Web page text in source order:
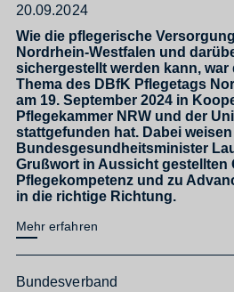
20.09.2024
Wie die pflegerische
Nordrhein-Westfalen und
sichergestellt werden kann, war
Thema des DBfK Pflegetags
am 19. September 2024 in
Pflegekammer NRW und der
stattgefunden hat. Dabei
Bundesgesundheitsminister
Grußwort in Aussicht gestellten
Pflegekompetenz und zu
in die richtige Richtung.
Mehr erfahren
Bundesverband